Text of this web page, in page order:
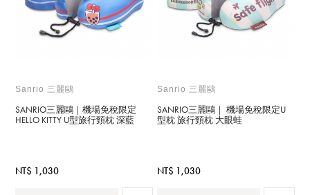
Sanrio 三麗鷗
SANRIO三麗鷗｜機場免稅限定
HELLO KITTY U型旅行頸枕 深藍
NT$ 1,030
Sanrio 三麗鷗
SANRIO三麗鷗｜ 機場免稅限定U
型枕 旅行頸枕 大眼蛙
NT$ 1,030